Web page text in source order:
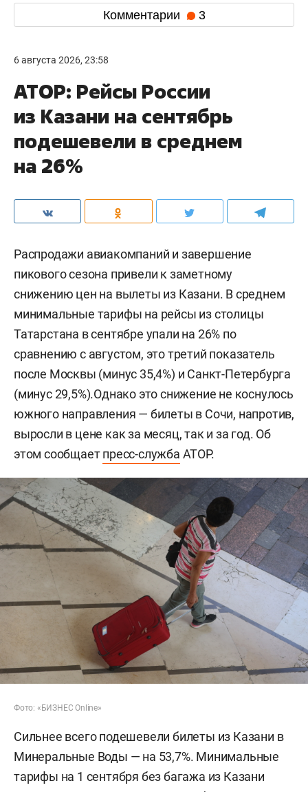
Комментарии 3
6 августа 2026, 23:58
АТОР: Рейсы России
из Казани на сентябрь
подешевели в среднем
на 26%
Распродажи авиакомпаний и завершение
пикового сезона привели к заметному
снижению цен на вылеты из Казани. В среднем
минимальные тарифы на рейсы из столицы
Татарстана в сентябре упали на 26% по
сравнению с августом, это третий показатель
после Москвы (минус 35,4%) и Санкт-Петербурга
(минус 29,5%).Однако это снижение не коснулось
южного направления — билеты в Сочи, напротив,
выросли в цене как за месяц, так и за год. Об
этом сообщаетпресс-служба АТОР.
Фото: «БИЗНЕС Online»
Сильнее всего подешевели билеты из Казани в
Минеральные Воды — на 53,7%. Минимальные
тарифы на 1 сентября без багажа из Казани